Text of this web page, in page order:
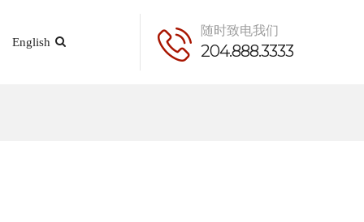
English
随时致电我们
204.888.3333